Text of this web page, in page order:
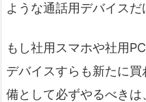
ような通話用デバイスだ
もし社用スマホや社用
デバイスすらも新たに
備として必ずやるべき